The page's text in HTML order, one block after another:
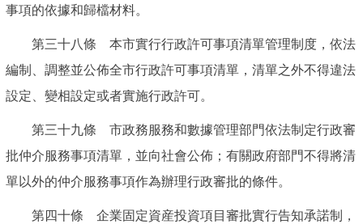
事項的依據和歸檔材料。
第三十八條 本市實行行政許可事項清單管理制度，依法
編制、調整並公佈全市行政許可事項清單，清單之外不得違法
設定、變相設定或者實施行政許可。
第三十九條 市政務服務和數據管理部門依法制定行政審
批仲介服務事項清單，並向社會公佈；有關政府部門不得將清
單以外的仲介服務事項作為辦理行政審批的條件。
第四十條 企業固定資産投資項目審批實行告知承諾制，